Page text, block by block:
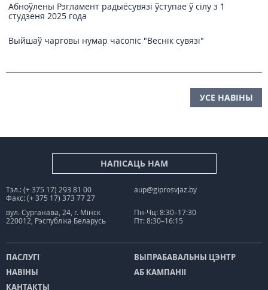
Абноўлены Рэгламент радыёсувязі ўступае ў сілу з 1
студзеня 2025 года
Выйшаў чарговы нумар часопіс "Веснiк сувязi"
УСЕ НАВІНЫ
НАПІСАЦЬ НАМ
Тэл.: (+ 375 17) 293 81 00
Факс: (+ 375 17) 373 77 27
aup@giprosvjaz.by
вул. Сурганава, 24, г. Мінск
220012, Рэспубліка Беларусь
Пн-Чц: 8:30–17:30
Пт: 8:30–16:15
ПАСЛУГІ
ВЫПРАБАВАЛЬНЫ ЦЭНТР
НАВІНЫ
АБ КАМПАНІІ
КАНТАКТЫ